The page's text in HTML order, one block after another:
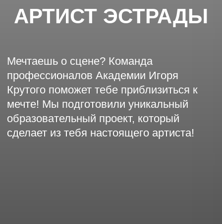
мечте! Мы подготовили уникальный